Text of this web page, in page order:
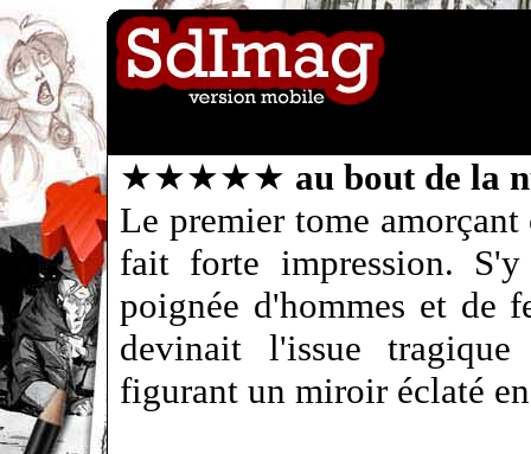
★★★★★ au bout de la
Le premier tome
fait forte impression.
poignée d'hommes et de
devinait l'issue
figurant un miroir éclaté